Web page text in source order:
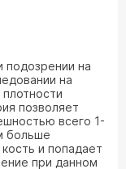
подозрении на
на
позволяет
всего 1-
больше
и попадает
при данном